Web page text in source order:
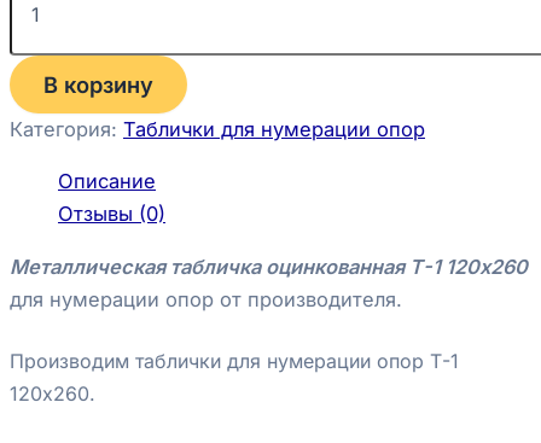
В корзину
Категория: Таблички для нумерации опор
Описание
Отзывы (0)
Металлическая табличка оцинкованная Т-1 120х260
для нумерации опор от производителя.
Производим таблички для нумерации опор Т-1
120х260.